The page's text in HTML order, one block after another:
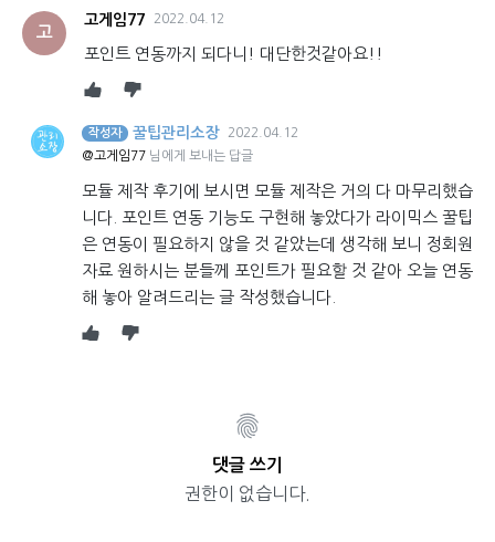
고
고게임77 2022.04.12
포인트 연동까지 되다니! 대단한것같아요!!
작성자 꿀팁관리소장
2022.04.12
@고게임77 님에게 보내는 답글
모듈 제작 후기에 보시면 모듈 제작은 거의 다 마무리했습
니다. 포인트 연동 기능도 구현해 놓았다가 라이믹스 꿀팁
은 연동이 필요하지 않을 것 같았는데 생각해 보니 정회원
자료 원하시는 분들께 포인트가 필요할 것 같아 오늘 연동
해 놓아 알려드리는 글 작성했습니다.
댓글 쓰기
권한이 없습니다.